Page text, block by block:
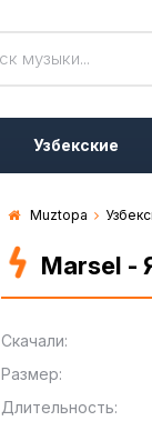
Узбекские
Muztopa
Marsel -
Скачали:
Размер:
Длительность: